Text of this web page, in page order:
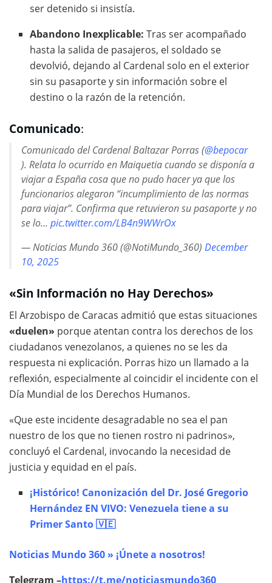
ser detenido si insistía.
Abandono Inexplicable: Tras ser acompañado
hasta la salida de pasajeros, el soldado se
devolvió, dejando al Cardenal solo en el exterior
sin su pasaporte y sin información sobre el
destino o la razón de la retención.
Comunicado:
Comunicado del Cardenal Baltazar Porras (@bepocar
). Relata lo ocurrido en Maiquetia cuando se disponía a
viajar a España cosa que no pudo hacer ya que los
funcionarios alegaron “incumplimiento de las normas
para viajar”. Confirma que retuvieron su pasaporte y no
se lo… pic.twitter.com/LB4n9WWrOx
— Noticias Mundo 360 (@NotiMundo_360) December
10, 2025
«Sin Información no Hay Derechos»
El Arzobispo de Caracas admitió que estas situaciones
«duelen» porque atentan contra los derechos de los
ciudadanos venezolanos, a quienes no se les da
respuesta ni explicación. Porras hizo un llamado a la
reflexión, especialmente al coincidir el incidente con el
Día Mundial de los Derechos Humanos.
«Que este incidente desagradable no sea el pan
nuestro de los que no tienen rostro ni padrinos»,
concluyó el Cardenal, invocando la necesidad de
justicia y equidad en el país.
¡Histórico! Canonización del Dr. José Gregorio
Hernández EN VIVO: Venezuela tiene a su
Primer Santo 🇻🇪
Noticias Mundo 360 » ¡Únete a nosotros!
Telegram –https://t.me/noticiasmundo360